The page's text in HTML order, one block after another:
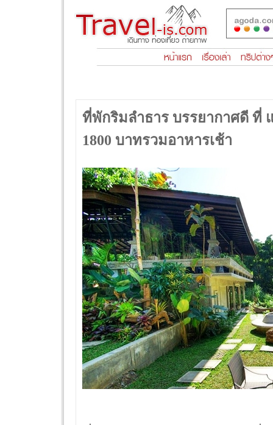
ที่พักริมลำธาร บรรยากาศดี ที่
1800 บาทรวมอาหารเช้า